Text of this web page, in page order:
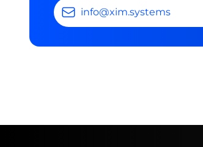
info@xim.systems